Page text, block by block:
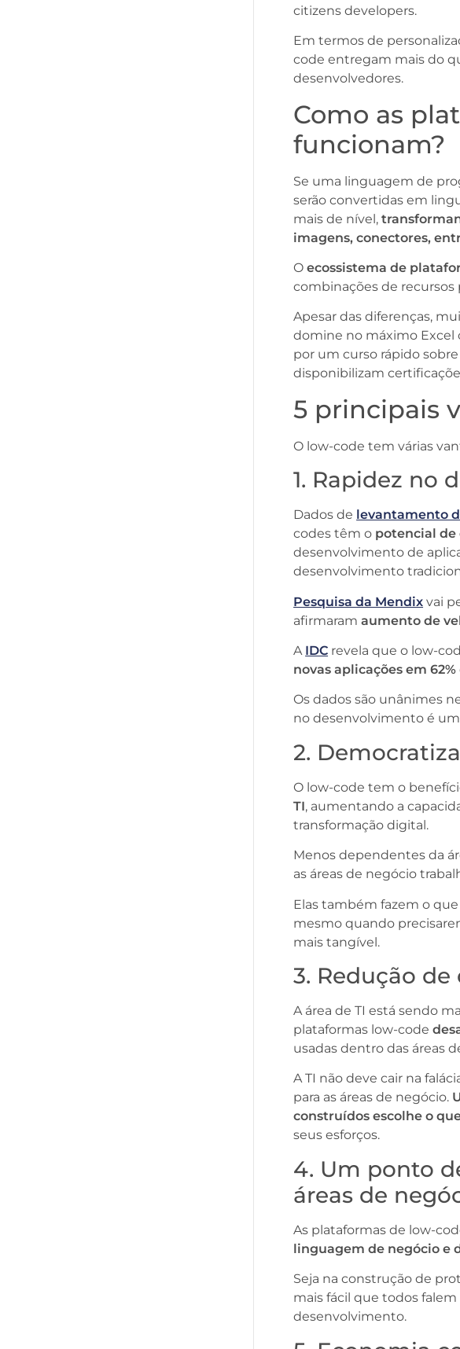
citizens developers.
Em termos de
code entregam mais do
desenvolvedores.
Como as
funcionam?
Se uma linguagem de
serão convertidas em
mais de nível,
imagens, conectores,
Oecossistema de
combinações de recursos
Apesar das diferenças,
domine no máximo Excel
por um curso rápido
disponibilizam
5 principais
O low-code tem várias
1. Rapidez no
Dados de levantamento
codes têm o potencial de
desenvolvimento de
desenvolvimento
Pesquisa da Mendix vai
afirmaramaumento de
A IDC revela que o low-
novas aplicações em 62%
Os dados são unânimes
no desenvolvimento é
2.
O low-code tem o
TI, aumentando a
transformação digital.
Menos dependentes da
as áreas de negócio
Elas também fazem o
mesmo quando
mais tangível.
3. Redução
A área de TI está sendo
plataformas low-code
usadas dentro das áreas
A TI não deve cair na
para as áreas de negócio.
construídos escolhe o
seus esforços.
4. Um ponto
áreas de
As plataformas de low-
linguagem de negócio e
Seja na construção de
mais fácil que todos
desenvolvimento.